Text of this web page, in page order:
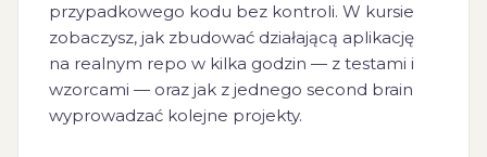
przypadkowego kodu bez kontroli. W kursie
zobaczysz, jak zbudować działającą aplikację
na realnym repo w kilka godzin — z testami i
wzorcami — oraz jak z jednego second brain
wyprowadzać kolejne projekty.